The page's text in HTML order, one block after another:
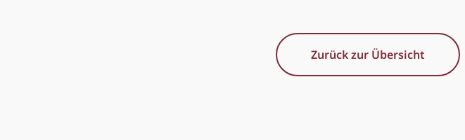
Zurück zur Übersicht